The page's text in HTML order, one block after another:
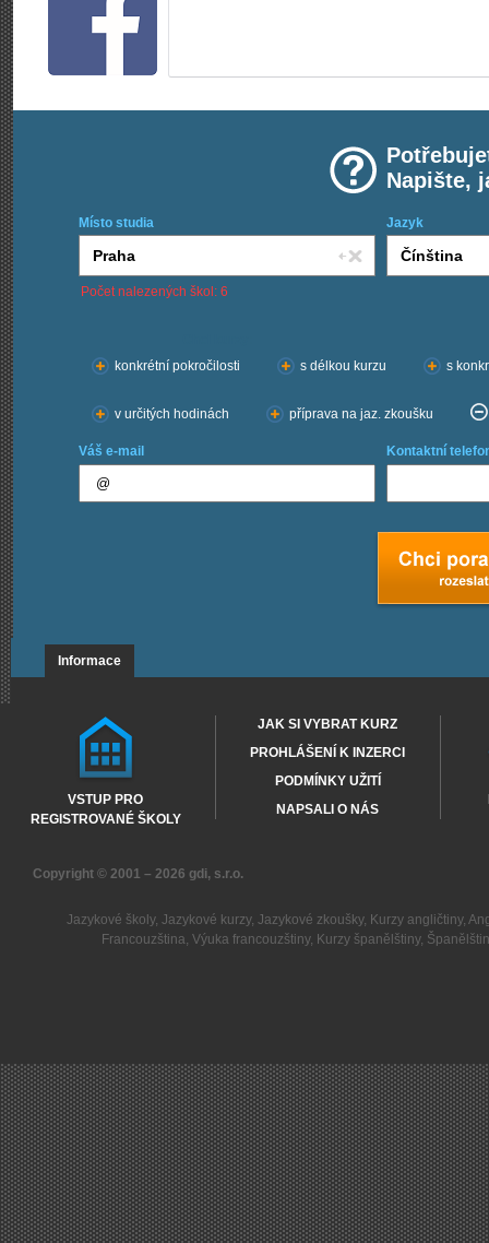
Napište,
Místo studia Jazyk
Počet nalezených škol: 6
konkrétní pokročilosti
s délkou kurzu s
v určitých hodinách příprava na jaz. zkoušku
Váš e-mail Kontaktní
Informace
VSTUP PRO
REGISTROVANÉ ŠKOLY
JAK SI VYBRAT KURZ
PROHLÁŠENÍ K INZERCI
PODMÍNKY UŽITÍ
NAPSALI O NÁS
Copyright © 2001 – 2026 gdi, s.r.o.
Jazykové školy, Jazykové kurzy, Jazykové zkoušky, Kurzy angličtiny,
Francouzština,Výuka francouzštiny, Kurzy španělštiny,